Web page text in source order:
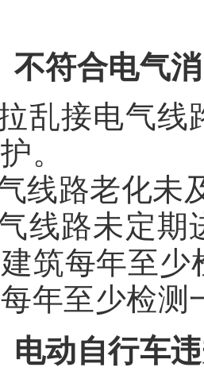
不符合电气
乱接电气线
。
线路老化未
线路未定期
筑每年至
年至少检测
电动自行车